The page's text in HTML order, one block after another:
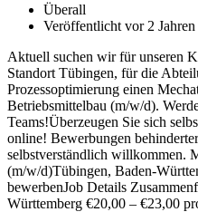
Überall
Veröffentlicht vor 2 Jahren
Aktuell suchen wir für unseren
Standort Tübingen, für die
Prozessoptimierung einen
Betriebsmittelbau (m/w/d).
Teams!Überzeugen Sie sich
online! Bewerbungen
selbstverständlich willkommen.
(m/w/d)Tübingen, Baden-
bewerbenJob Details
Württemberg €20,00 – €23,00